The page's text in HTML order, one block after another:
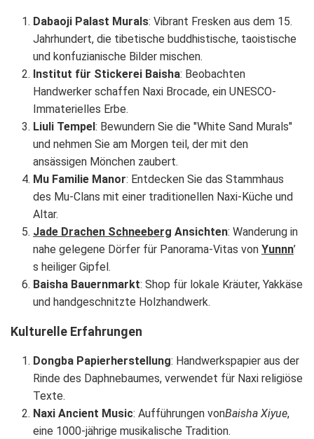
Dabaoji Palast Murals: Vibrant Fresken aus dem 15.
Jahrhundert, die tibetische buddhistische, taoistische
und konfuzianische Bilder mischen.
Institut für Stickerei Baisha: Beobachten
Handwerker schaffen Naxi Brocade, ein UNESCO-
Immaterielles Erbe.
Liuli Tempel: Bewundern Sie die "White Sand Murals"
und nehmen Sie am Morgen teil, der mit den
ansässigen Mönchen zaubert.
Mu Familie Manor: Entdecken Sie das Stammhaus
des Mu-Clans mit einer traditionellen Naxi-Küche und
Altar.
Jade Drachen Schneeberg Ansichten: Wanderung in
nahe gelegene Dörfer für Panorama-Vitas von Yunnn’
s heiliger Gipfel.
Baisha Bauernmarkt: Shop für lokale Kräuter, Yakkäse
und handgeschnitzte Holzhandwerk.
Kulturelle Erfahrungen
Dongba Papierherstellung: Handwerkspapier aus der
Rinde des Daphnebaumes, verwendet für Naxi religiöse
Texte.
Naxi Ancient Music: Aufführungen vonBaisha Xiyue,
eine 1000-jährige musikalische Tradition.